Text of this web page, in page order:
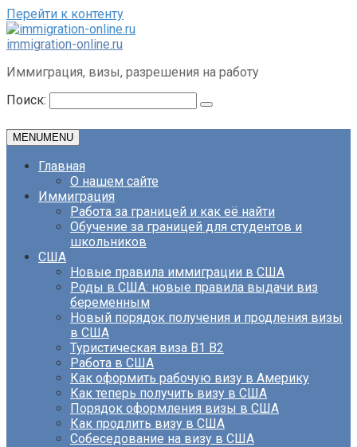
Перейти к контенту
immigration-online.ru
Иммиграция, визы, разрешения на работу
Поиск:
MENUMENU
Главная
О нашем сайте
Иммиграция
Работа за границей и как её найти
Обучение за границей для студентов и
школьников
США
Новые правила иммиграции в США
Роды в США: новые правила выдачи виз
беременным
Новый порядок получения и продления визы
в США
Туристическая виза B1 B2
Работа в США
Как оформить рабочую визу в Америку
Как теперь получить визу в США
Порядок оформления визы в США
Как продлить визу в США
Собеседование на визу в США